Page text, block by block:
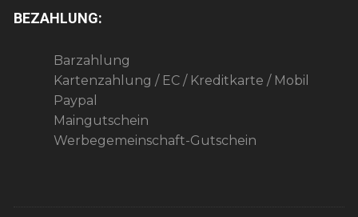
BEZAHLUNG:
Barzahlung
Kartenzahlung / EC / Kreditkarte / Mobil
Paypal
Maingutschein
Werbegemeinschaft-Gutschein